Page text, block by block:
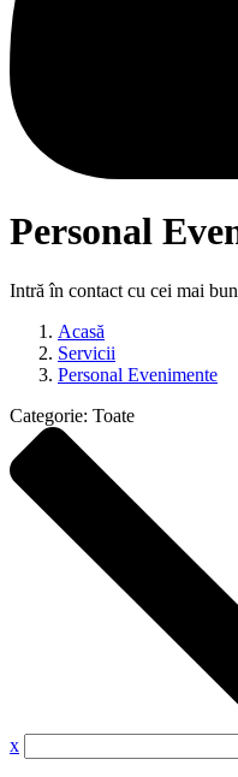
Personal
Intră în contact cu cei mai
Acasă
Servicii
Personal Evenimente
Categorie: Toate
x